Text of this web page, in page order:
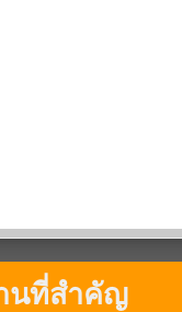
นที่สำคัญ